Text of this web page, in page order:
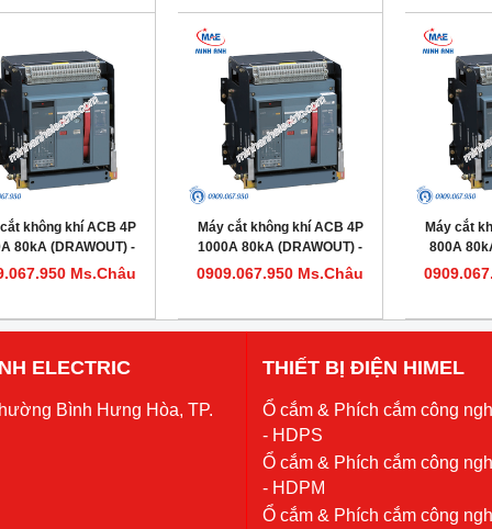
không khí ACB 4P
80kA (DRAWOUT) -
HDW620124DHVV56M
Ms.Châu
Máy cắt không khí ACB 4P
1000A 80kA (DRAWOUT) -
Model HDW620104DHVV56M
0909.067.950 Ms.Châu
Máy cắt
800A
Model
ELECTRIC
Bình Hưng Hòa, TP.
THIẾT BỊ ĐIỆN HIMEL
Ổ cắm & Phích cắm công
- HDPS
Ổ cắm & Phích cắm công
- HDPM
Ổ cắm & Phích cắm công